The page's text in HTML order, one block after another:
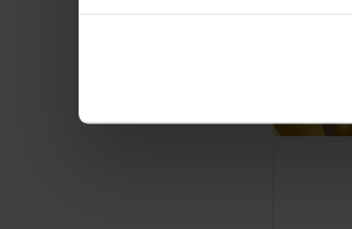
full/504/